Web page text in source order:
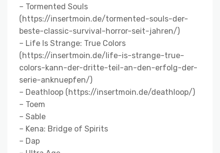
– Tormented Souls
(https://insertmoin.de/tormented-souls-der-
beste-classic-survival-horror-seit-jahren/)
– Life Is Strange: True Colors
(https://insertmoin.de/life-is-strange-true-
colors-kann-der-dritte-teil-an-den-erfolg-der-
serie-anknuepfen/)
– Deathloop (https://insertmoin.de/deathloop/)
– Toem
– Sable
– Kena: Bridge of Spirits
– Dap